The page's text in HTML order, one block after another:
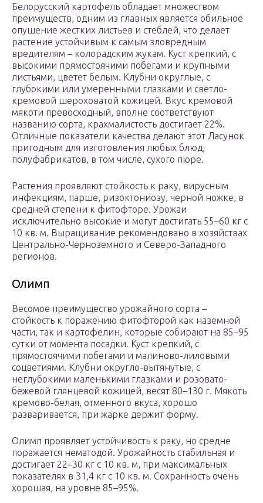
Белорусский картофель обладает множеством
преимуществ, одним из главных является обильное
опушение жестких листьев и стеблей, что делает
растение устойчивым к самым зловредным
вредителям – колорадским жукам. Куст крепкий, с
высокими прямостоячими побегами и крупными
листьями, цветет белым. Клубни округлые, с
глубокими или умеренными глазками и светло-
кремовой шероховатой кожицей. Вкус кремовой
мякоти превосходный, вполне соответствуют
названию сорта, крахмалистость достигает 22%.
Отличные показатели качества делают этот Ласунок
пригодным для изготовления любых блюд,
полуфабрикатов, в том числе, сухого пюре.
Растения проявляют стойкость к раку, вирусным
инфекциям, парше, ризоктониозу, черной ножке, в
средней степени к фитофторе. Урожаи
исключительно высокие и могут достигать 55–60 кг с
10 кв. м. Выращивание рекомендовано в хозяйствах
Центрально-Черноземного и Северо-Западного
регионов.
Олимп
Весомое преимущество урожайного сорта –
стойкость к поражению фитофторой как наземной
части, так и картофелин, которые собирают на 85–95
сутки от момента посадки. Куст крепкий, с
прямостоячими побегами и малиново-лиловыми
соцветиями. Клубни округло-вытянутые, с
неглубокими маленькими глазками и розовато-
бежевой глянцевой кожицей, весят 80–130 г. Мякоть
кремово-белая, отменного вкуса, хорошо
разваривается, при жарке держит форму.
Олимп проявляет устойчивость к раку, но средне
поражается нематодой. Урожайность стабильная и
достигает 22–30 кг с 10 кв. м, при максимальных
показателях в 31,4 кг с 10 кв. м. Сохранность очень
хорошая, на уровне 85–95%.